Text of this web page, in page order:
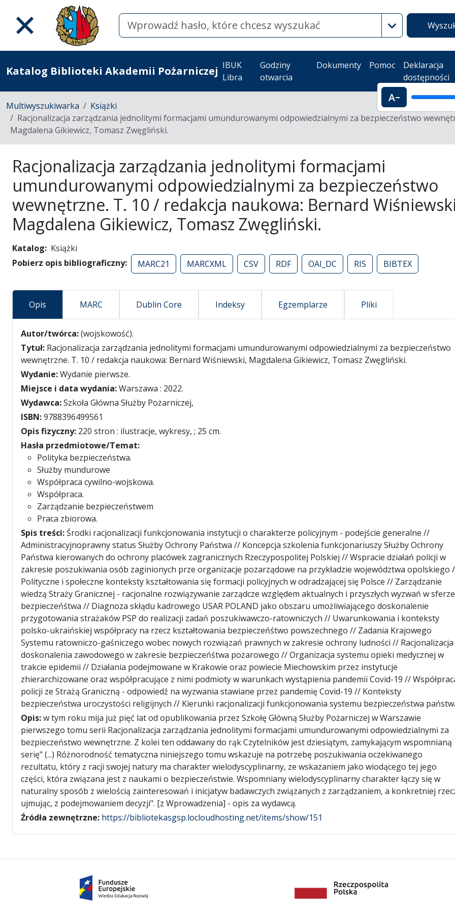
Wyszukiwanie
Katalog Biblioteki Akademii Pożarniczej IBUK
Libra
Godziny
otwarcia
Dokumenty Pomoc
Deklaracja
dostępności
Multiwyszukiwarka
Książki
Racjonalizacja zarządzania jednolitymi formacjami umundurowanymi odpowiedzialnymi za bezpieczeństwo
Magdalena Gikiewicz, Tomasz Zwęgliński.
Racjonalizacja zarządzania jednolitymi formacjami
umundurowanymi odpowiedzialnymi za bezpieczeństwo
wewnętrzne. T. 10 / redakcja naukowa: Bernard
Magdalena Gikiewicz, Tomasz Zwęgliński.
Katalog
Książki
Pobierz opis bibliograficzny
MARC21 MARCXML CSV RDF OAI_DC RIS BIBTEX
Opis MARC Dublin Core Indeksy Egzemplarze Pliki
false
Autor/twórca:(wojskowość).
Tytuł: Racjonalizacja zarządzania jednolitymi formacjami umundurowanymi odpowiedzialnymi za bezpieczeństwo
wewnętrzne. T. 10 / redakcja naukowa: Bernard Wiśniewski, Magdalena Gikiewicz, Tomasz Zwęgliński.
Wydanie:Wydanie pierwsze.
Miejsce i data wydania:Warszawa : 2022.
Wydawca:Szkoła Główna Służby Pożarniczej,
ISBN:9788396499561
Opis fizyczny: 220 stron : ilustracje, wykresy, ; 25 cm.
Hasła przedmiotowe/Temat:
Polityka bezpieczeństwa.
Służby mundurowe
Współpraca cywilno-wojskowa.
Współpraca.
Zarządzanie bezpieczeństwem
Praca zbiorowa.
Spis treści:Środki racjonalizacji funkcjonowania instytucji o charakterze policyjnym - podejście generalne //
Administracyjnoprawny status Służby Ochrony Państwa // Koncepcja szkolenia funkcjonariuszy Służby Ochrony
Państwa kierowanych do ochrony placówek zagranicznych Rzeczypospolitej Polskiej // Wspracie działań policji w
zakresie poszukiwania osób zaginionych prze organizacje pozarządowe na przykładzie województwa opolskiego
Polityczne i społeczne konteksty kształtowania się formacji policyjnych w odradzającej się Polsce // Zarządzanie
wiedzą Straży Granicznej - racjonalne rozwiązywanie zarządcze względem aktualnych i przyszłych wyzwań w sferze
bezpieczeńśtwa // Diagnoza skłądu kadrowego USAR POLAND jako obszaru umożliwiającego doskonalenie
przygotowania strażaków PSP do realizacji zadań poszukiwawczo-ratowniczych // Uwarunkowania i konteksty
polsko-ukraińskiej współpracy na rzecz kształtowania bezpieczeńśtwo powszechnego // Zadania Krajowego
Systemu ratowniczo-gaśniczego wobec nowych rozwiązań prawnych w zakresie ochrony ludności // Racjonalizacja
doskonalenia zawodowego w zakresie bezpieczeńśtwa pożarowego // Organizacja systemu opieki medycznej w
trakcie epidemii // Działania podejmowane w Krakowie oraz powiecie Miechowskim przez instytucje
zhierarchizowane oraz współpracujące z nimi podmioty w warunkach wystąpienia pandemii Covid-19 //
policji ze Strażą Graniczną - odpowiedź na wyzwania stawiane przez pandemię Covid-19 // Konteksty
bezpieczeństwa uroczystości religijnych // Kierunki racjonalizacji funkcjonowania systemu bezpieczeństwa
Opis:w tym roku mija już pięć lat od opublikowania przez Szkołę Główną Służby Pożarniczej w Warszawie
pierwszego tomu serii Racjonalizacja zarządzania jednolitymi formacjami umundurowanymi odpowiedzialnymi za
bezpieczeństwo wewnętrzne. Z kolei ten oddawany do rąk Czytelników jest dziesiątym, zamykającym wspomnianą
serię" (...) Różnorodność tematyczna niniejszego tomu wskazuje na potrzebę poszukiwania oczekiwanego
rezultatu, który z racji swojej natury ma charakter wielodyscyplinarny, ze wskazaniem jako wiodącego tej jego
części, która związana jest z naukami o bezpieczeństwie. Wspomniany wielodyscyplinarny charakter łączy się w
naturalny sposób z wielością zainteresowań i inicjatyw badawczych związanych z zarządzaniem, a konkretniej
ujmując, z podejmowaniem decyzji". [z Wprowadzenia] - opis za wydawcą.
Źródła zewnętrzne: https://bibliotekasgsp.locloudhosting.net/items/show/151